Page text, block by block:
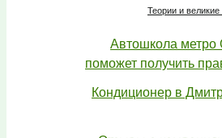
Теории и
Автошкола метро
поможет получить
Кондиционер в